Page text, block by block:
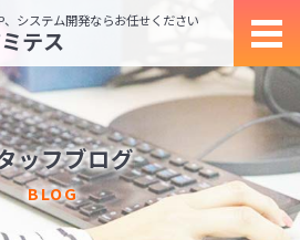
、システム開発ならお任せください
テス
ッフブログ
BLOG